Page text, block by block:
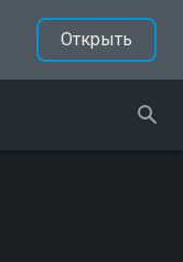
Открыть